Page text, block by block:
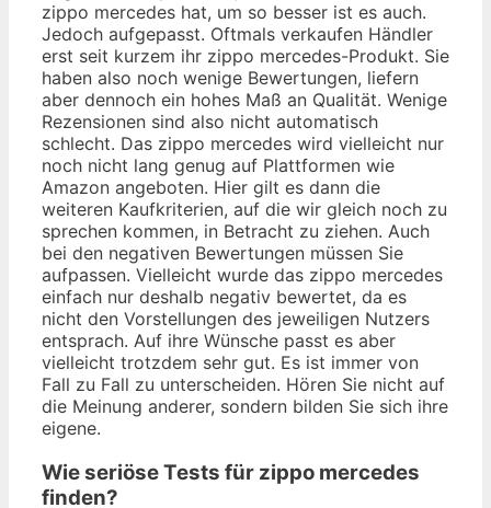
zippo mercedes hat, um so besser ist es auch.
Jedoch aufgepasst. Oftmals verkaufen Händler
erst seit kurzem ihr zippo mercedes-Produkt. Sie
haben also noch wenige Bewertungen, liefern
aber dennoch ein hohes Maß an Qualität. Wenige
Rezensionen sind also nicht automatisch
schlecht. Das zippo mercedes wird vielleicht nur
noch nicht lang genug auf Plattformen wie
Amazon angeboten. Hier gilt es dann die
weiteren Kaufkriterien, auf die wir gleich noch zu
sprechen kommen, in Betracht zu ziehen. Auch
bei den negativen Bewertungen müssen Sie
aufpassen. Vielleicht wurde das zippo mercedes
einfach nur deshalb negativ bewertet, da es
nicht den Vorstellungen des jeweiligen Nutzers
entsprach. Auf ihre Wünsche passt es aber
vielleicht trotzdem sehr gut. Es ist immer von
Fall zu Fall zu unterscheiden. Hören Sie nicht auf
die Meinung anderer, sondern bilden Sie sich ihre
eigene.
Wie seriöse Tests für zippo mercedes
finden?